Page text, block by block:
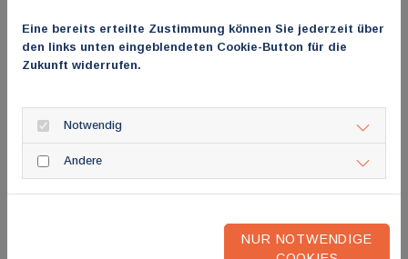
tragfähig sind und bleiben, bleibt alleine ihnen überlassen.“
Der SpiFa fordert daher die Politik, die gesetzlichen
Diskussion über Wartezeiten und Terminvergabe endlich
sachlich zu führen und die wahren Ursachen – wie
Budgetierung, steigende Bürokratiebelastung, Fachkräftemangel
und eine unzureichende Finanzierung der GKV-Versorgung – in
„Diese immerwährende Neiddebatte lenkt von den dringend
Eine bereits erteilte Zustimmung können Sie jederzeit über
den links unten eingeblendeten Cookie-Button für die
Zukunft widerrufen.
Notwendig
Andere
NUR NOTWENDIGE